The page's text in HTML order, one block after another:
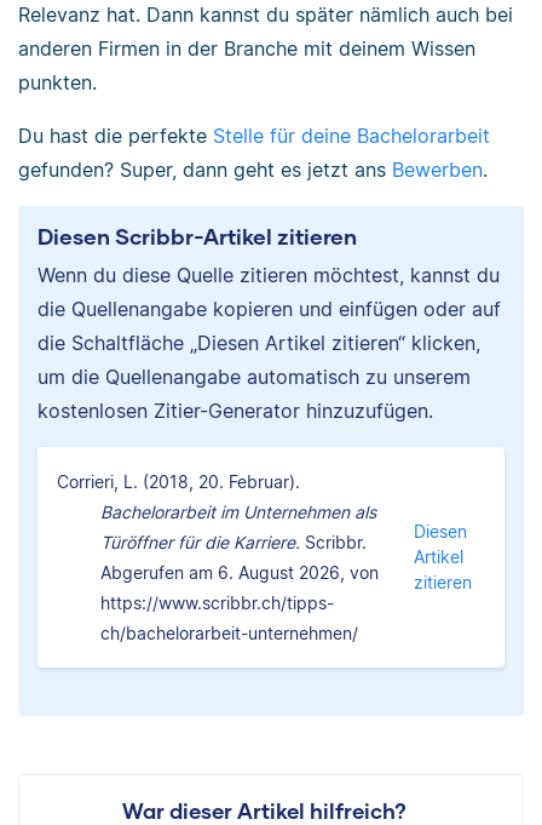
Relevanz hat. Dann kannst du später nämlich auch bei
anderen Firmen in der Branche mit deinem Wissen
punkten.
Du hast die perfekte Stelle für deine Bachelorarbeit
gefunden? Super, dann geht es jetzt ans Bewerben.
Diesen Scribbr-Artikel zitieren
Wenn du diese Quelle zitieren möchtest, kannst du
die Quellenangabe kopieren und einfügen oder auf
die Schaltfläche „Diesen Artikel zitieren“ klicken,
um die Quellenangabe automatisch zu unserem
kostenlosen Zitier-Generator hinzuzufügen.
Corrieri, L. (2018, 20. Februar).
Bachelorarbeit im Unternehmen als
Türöffner für die Karriere. Scribbr.
Abgerufen am 6. August 2026, von
https://www.scribbr.ch/tipps-
ch/bachelorarbeit-unternehmen/
Diesen
Artikel
zitieren
War dieser Artikel hilfreich?